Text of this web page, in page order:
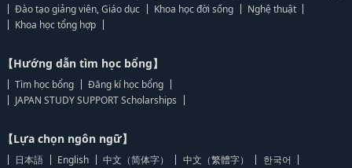
Đào tạo giảng viên, Giáo dục
Khoa học đời sống
Nghệ thuật
Khoa học tổng hợp
【Hướng dẫn tìm học bổng】
Tìm học bổng
Đăng kí học bổng
JAPAN STUDY SUPPORT Scholarships
【Lựa chọn ngôn ngữ】
日本語 English 中文（简体字） 中文（繁體字）
한국어